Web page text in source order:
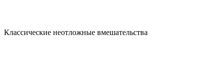
Классические неотложные вмешательства